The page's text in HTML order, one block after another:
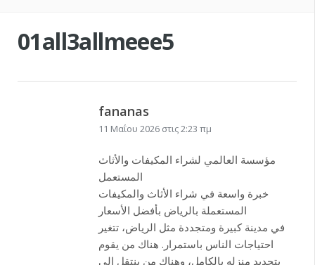
01all3allmeee5
fananas
11 Μαΐου 2026 στις 2:23 πμ
مؤسسة العالمي لشراء المكيفات والأثاث
المستعمل
خبرة واسعة في شراء الأثاث والمكيفات
المستعملة بالرياض بأفضل الأسعار
في مدينة كبيرة ومتجددة مثل الرياض، تتغير
احتياجات الناس باستمرار. هناك من يقوم
بتجديد منزله بالكامل، وهناك من ينتقل إلى